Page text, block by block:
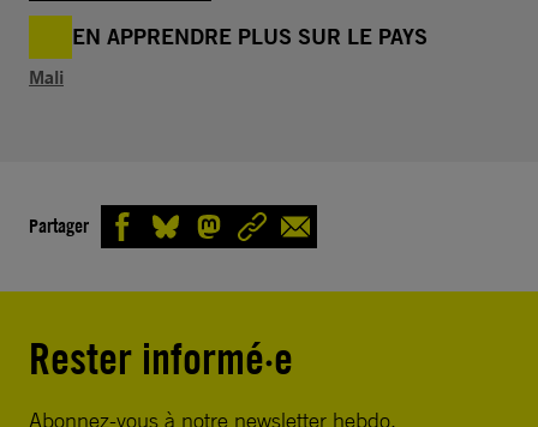
EN APPRENDRE PLUS SUR LE PAYS
Mali
Partager
Rester informé·e
Abonnez-vous à notre newsletter hebdo.